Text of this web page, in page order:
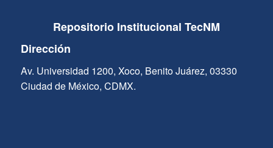
Repositorio Institucional TecNM
Dirección
Av. Universidad 1200, Xoco, Benito Juárez, 03330
Ciudad de México, CDMX.